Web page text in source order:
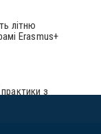
літню
Erasmus+
практики з